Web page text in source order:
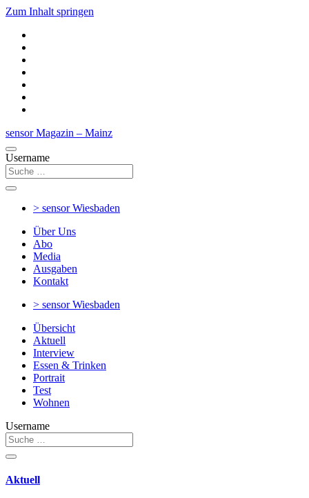
Zum Inhalt springen
sensor Magazin – Mainz
Username
> sensorWiesbaden
Über Uns
Abo
Media
Ausgaben
Kontakt
> sensorWiesbaden
Übersicht
Aktuell
Interview
Essen & Trinken
Portrait
Test
Wohnen
Username
Aktuell